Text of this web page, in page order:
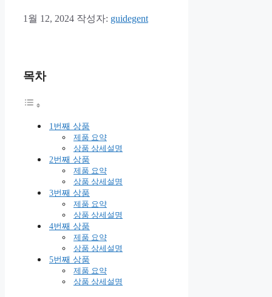
1월 12, 2024 작성자: guidegent
목차
1번째 상품
제품 요약
상품 상세설명
2번째 상품
제품 요약
상품 상세설명
3번째 상품
제품 요약
상품 상세설명
4번째 상품
제품 요약
상품 상세설명
5번째 상품
제품 요약
상품 상세설명